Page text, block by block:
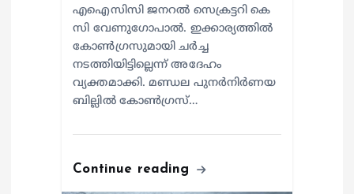
എഐസിസി ജനറൽ സെക്രട്ടറി കെ
സി വേണുഗോപാൽ. ഇക്കാര്യത്തിൽ
കോൺഗ്രസുമായി ചർച്ച
നടത്തിയിട്ടില്ലെന്ന് അദേഹം
വ്യക്തമാക്കി. മണ്ഡല പുനർനിർണയ
ബില്ലിൽ കോൺഗ്രസ്…
Continue reading